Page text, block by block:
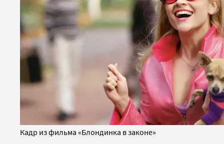
Кадр из фильма «Блондинка в законе»